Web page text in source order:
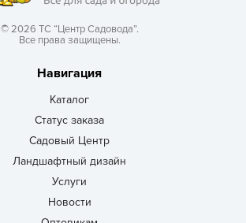
© 2026 ТС “Центр Садовода”.
Все права защищены.
Навигация
Каталог
Статус заказа
Садовый Центр
Ландшафтный дизайн
Услуги
Новости